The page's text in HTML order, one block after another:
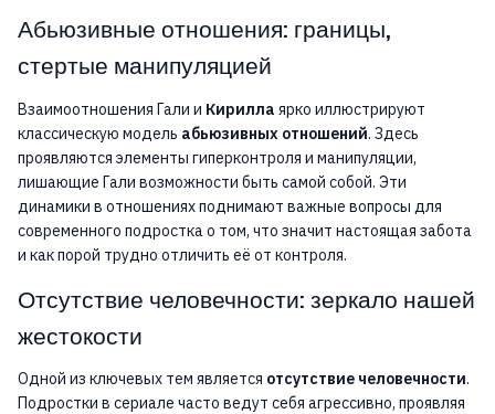
Абьюзивные отношения: границы,
стертые манипуляцией
Взаимоотношения Гали и Кирилла ярко иллюстрируют
классическую модель абьюзивных отношений. Здесь
проявляются элементы гиперконтроля и манипуляции,
лишающие Гали возможности быть самой собой. Эти
динамики в отношениях поднимают важные вопросы для
современного подростка о том, что значит настоящая забота
и как порой трудно отличить её от контроля.
Отсутствие человечности: зеркало нашей
жестокости
Одной из ключевых тем является отсутствие человечности.
Подростки в сериале часто ведут себя агрессивно, проявляя